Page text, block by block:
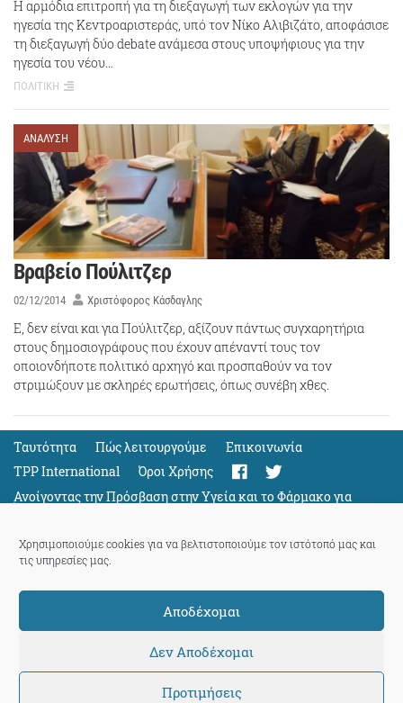
Χρησιμοποιούμε cookies για να βελτιστοποιούμε τον ιστότοπό μας και
τις υπηρεσίες μας.
Αποδέχομαι
Δεν Αποδέχομαι
Προτιμήσεις
Η αρμόδια επιτροπή για τη διεξαγωγή των εκλογών για την
ηγεσία της Κεντροαριστεράς, υπό τον Νίκο Αλιβιζάτο, αποφάσισε
τη διεξαγωγή δύο debate ανάμεσα στους υποψήφιους για την
ηγεσία του νέου…
ΠΟΛΙΤΙΚΗ
ΑΝΑΛΥΣΗ
Βραβείο Πούλιτζερ
02/12/2014 Χριστόφορος Κάσδαγλης
Ε, δεν είναι και για Πούλιτζερ, αξίζουν πάντως συγχαρητήρια
στους δημοσιογράφους που έχουν απέναντί τους τον
οποιονδήποτε πολιτικό αρχηγό και προσπαθούν να τον
στριμώξουν με σκληρές ερωτήσεις, όπως συνέβη χθες.
Ταυτότητα Πώς λειτουργούμε
Eπικοινωνία
TPP International
Όροι Χρήσης
Ανοίγοντας την Πρόσβαση στην Υγεία και το Φάρμακο για
Όλους
Support
ThePressProject
powered by our community members